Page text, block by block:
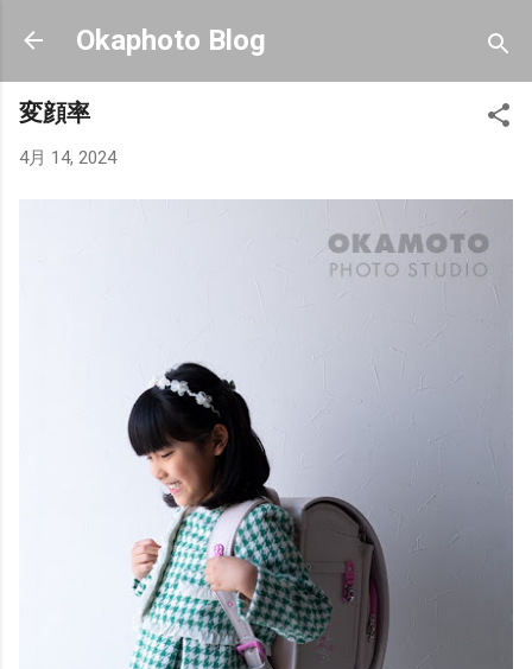
スキップしてメイン コンテンツに移動
Okaphoto Blog
変顔率
4月 14, 2024